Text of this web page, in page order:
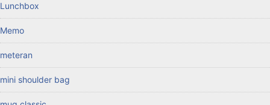
Lunchbox
Memo
meteran
mini shoulder bag